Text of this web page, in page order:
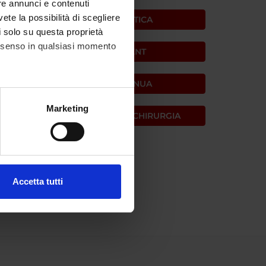
annunci e contenuti
la possibilità di scegliere
su questa proprietà
in qualsiasi momento
metro,Marketing
Accetta tutti
PRIMO PIANO DIDATTICA
PUBLIC ENGAGEMENT
FORMAZIONE CONTINUA
PRIMO PIANO MEDICINA E CHIRURGIA